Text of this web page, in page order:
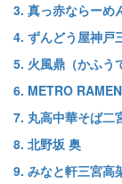
3. 真っ赤ならーめ
4. ずんどう屋神戸
5. 火風鼎（かふう
6. METRO RAMEN
7. 丸高中華そば二
8. 北野坂 奥
9. みなと軒三宮高